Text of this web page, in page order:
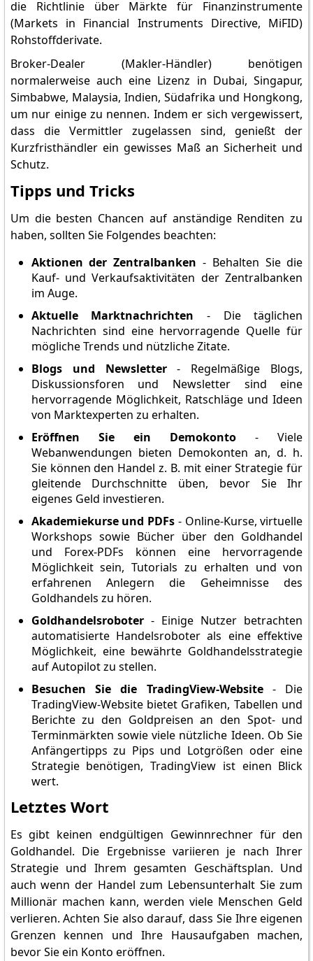
die Richtlinie über Märkte für Finanzinstrumente
(Markets in Financial Instruments Directive, MiFID)
Rohstoffderivate.
Broker-Dealer (Makler-Händler) benötigen
normalerweise auch eine Lizenz in Dubai, Singapur,
Simbabwe, Malaysia, Indien, Südafrika und Hongkong,
um nur einige zu nennen. Indem er sich vergewissert,
dass die Vermittler zugelassen sind, genießt der
Kurzfristhändler ein gewisses Maß an Sicherheit und
Schutz.
Tipps und Tricks
Um die besten Chancen auf anständige Renditen zu
haben, sollten Sie Folgendes beachten:
Aktionen der Zentralbanken - Behalten Sie die
Kauf- und Verkaufsaktivitäten der Zentralbanken
im Auge.
Aktuelle Marktnachrichten - Die täglichen
Nachrichten sind eine hervorragende Quelle für
mögliche Trends und nützliche Zitate.
Blogs und Newsletter- Regelmäßige Blogs,
Diskussionsforen und Newsletter sind eine
hervorragende Möglichkeit, Ratschläge und Ideen
von Marktexperten zu erhalten.
Eröffnen Sie ein Demokonto - Viele
Webanwendungen bieten Demokonten an, d. h.
Sie können den Handel z. B. mit einer Strategie für
gleitende Durchschnitte üben, bevor Sie Ihr
eigenes Geld investieren.
Akademiekurse und PDFs - Online-Kurse, virtuelle
Workshops sowie Bücher über den Goldhandel
und Forex-PDFs können eine hervorragende
Möglichkeit sein, Tutorials zu erhalten und von
erfahrenen Anlegern die Geheimnisse des
Goldhandels zu hören.
Goldhandelsroboter- Einige Nutzer betrachten
automatisierte Handelsroboter als eine effektive
Möglichkeit, eine bewährte Goldhandelsstrategie
auf Autopilot zu stellen.
Besuchen Sie die TradingView-Website- Die
TradingView-Website bietet Grafiken, Tabellen und
Berichte zu den Goldpreisen an den Spot- und
Terminmärkten sowie viele nützliche Ideen. Ob Sie
Anfängertipps zu Pips und Lotgrößen oder eine
Strategie benötigen, TradingView ist einen Blick
wert.
Letztes Wort
Es gibt keinen endgültigen Gewinnrechner für den
Goldhandel. Die Ergebnisse variieren je nach Ihrer
Strategie und Ihrem gesamten Geschäftsplan. Und
auch wenn der Handel zum Lebensunterhalt Sie zum
Millionär machen kann, werden viele Menschen Geld
verlieren. Achten Sie also darauf, dass Sie Ihre eigenen
Grenzen kennen und Ihre Hausaufgaben machen,
bevor Sie ein Konto eröffnen.